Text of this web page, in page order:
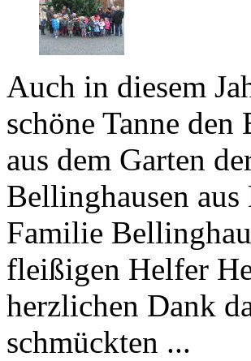
Auch in diesem
schöne Tanne
aus dem Garten
Bellinghausen
Familie
fleißigen Helfer
herzlichen Dank
schmückten ...